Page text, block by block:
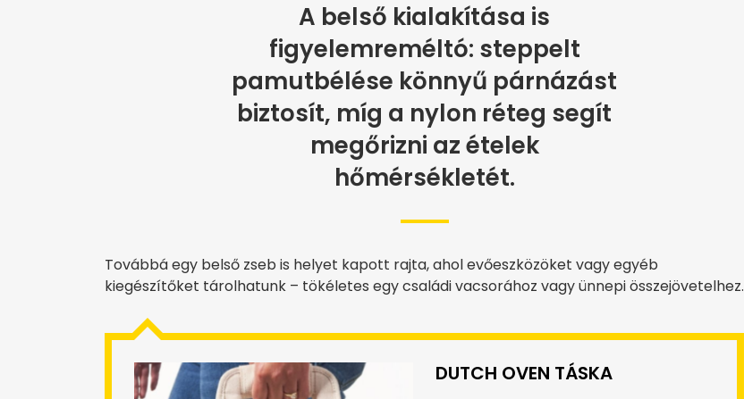
A belső kialakítása is
figyelemreméltó: steppelt
pamutbélése könnyű párnázást
biztosít, míg a nylon réteg segít
megőrizni az ételek
hőmérsékletét.
Továbbá egy belső zseb is helyet kapott rajta, ahol evőeszközöket vagy egyéb
kiegészítőket tárolhatunk – tökéletes egy családi vacsorához vagy ünnepi összejövetelhez.
DUTCH OVEN TÁSKA